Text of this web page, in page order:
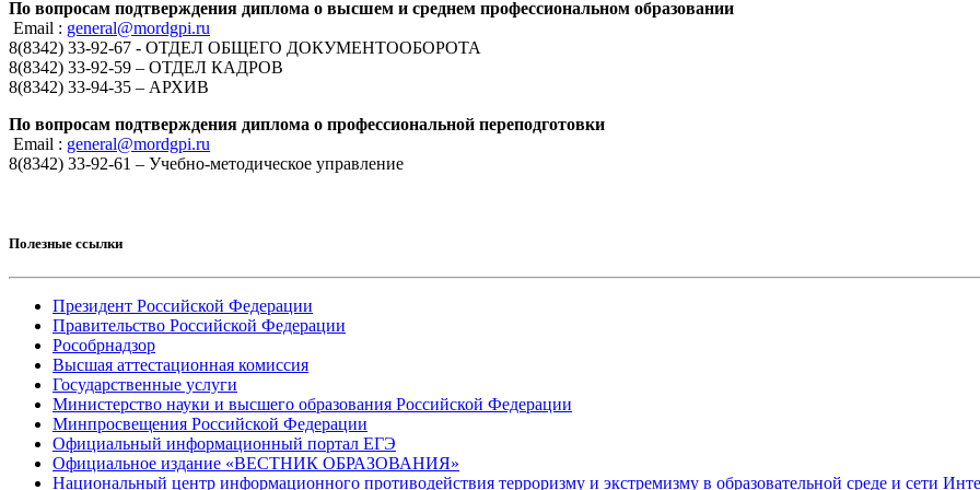
По вопросам подтверждения диплома о высшем и среднем профессиональном образовании
Email : general@mordgpi.ru
8(8342) 33-92-67 - ОТДЕЛ ОБЩЕГО ДОКУМЕНТООБОРОТА
8(8342) 33-92-59 – ОТДЕЛ КАДРОВ
8(8342) 33-94-35 – АРХИВ
По вопросам подтверждения диплома о профессиональной переподготовки
Email : general@mordgpi.ru
8(8342) 33-92-61 – Учебно-методическое управление
Полезные ссылки
Президент Российской Федерации
Правительство Российской Федерации
Рособрнадзор
Высшая аттестационная комиссия
Государственные услуги
Министерство науки и высшего образования Российской Федерации
Минпросвещения Российской Федерации
Официальный информационный портал ЕГЭ
Официальное издание «ВЕСТНИК ОБРАЗОВАНИЯ»
Национальный центр информационного противодействия терроризму и экстремизму в образовательной среде и сети